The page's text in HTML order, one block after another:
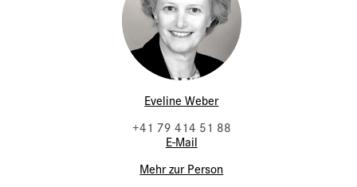
Eveline Weber
+41 79 414 51 88
E-Mail
Mehr zur Person